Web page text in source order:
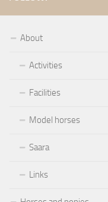
About
Activities
Facilities
Model horses
Saara
Links